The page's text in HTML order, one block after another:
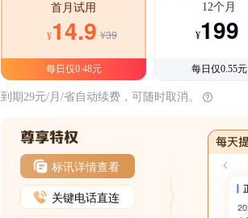
首月试用
¥14.9 ¥39
每日仅0.48元
12个月
¥199
每日仅0.55元
到期29元/月/省自动续费，可随时取消。
标讯详情查看
关键电话直连